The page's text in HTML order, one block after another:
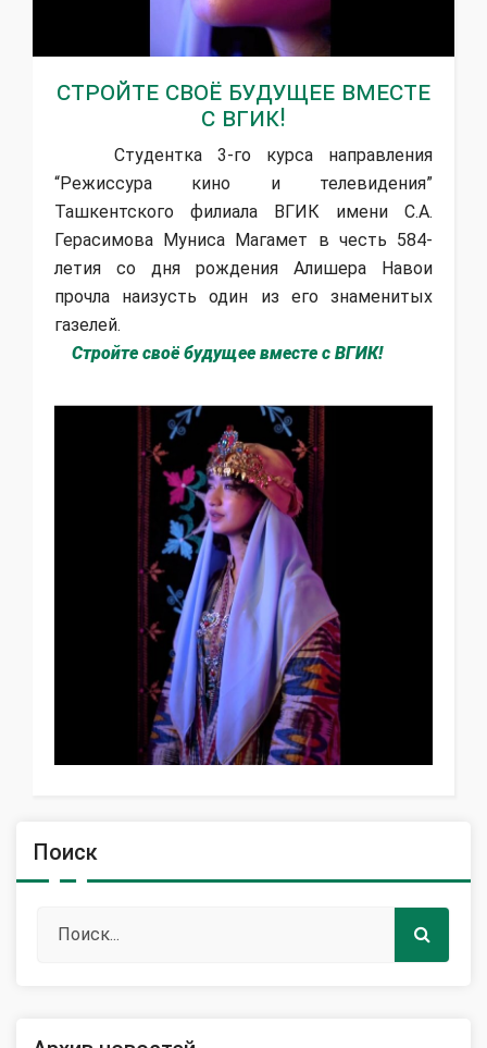
Стройте своё будущее вместе
с ВГИК!
Студентка 3-го курса направления
“Режиссура кино и телевидения”
Ташкентского филиала ВГИК имени С.А.
Герасимова Муниса Магамет в честь 584-
летия со дня рождения Алишера Навои
прочла наизусть один из его знаменитых
газелей.
Стройте своё будущее вместе с ВГИК!
Поиск